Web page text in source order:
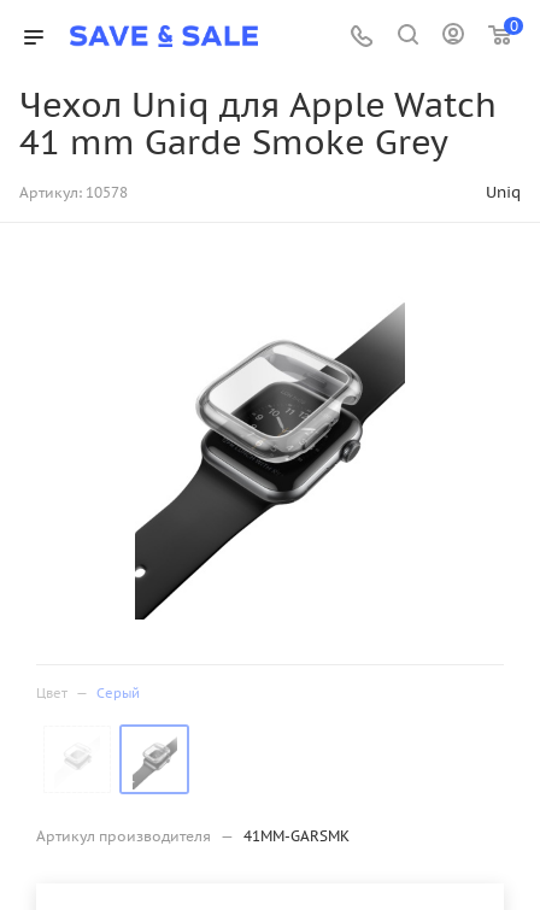
0
Чехол Uniq для Apple Watch
41 mm Garde Smoke Grey
Артикул: 10578 Uniq
Цвет — Серый
Артикул производителя — 41MM-GARSMK